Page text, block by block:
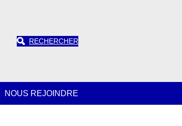
RECHERCHER
NOUS REJOINDRE